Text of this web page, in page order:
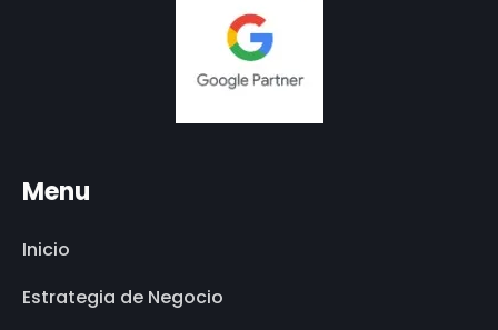
Menu
Inicio
Estrategia de Negocio